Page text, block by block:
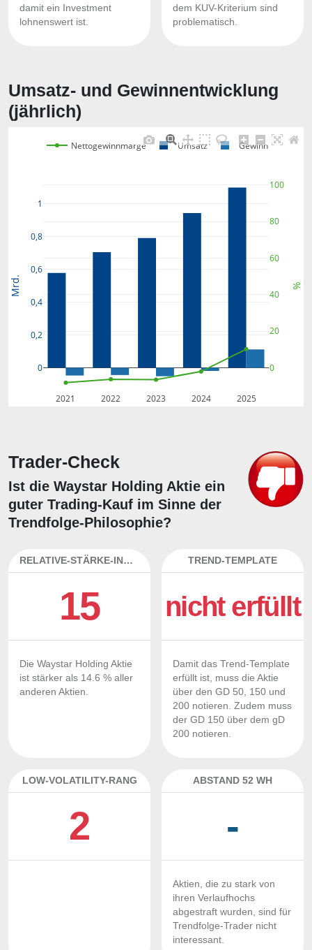
damit ein Investment
lohnenswert ist.
dem KUV-Kriterium sind
problematisch.
Umsatz- und Gewinnentwicklung
(jährlich)
2021 2022 2023 2024 2025
0
0,2
0,4
0,6
0,8
1
0
20
40
60
80
100
Nettogewinnmarge Umsatz Gewinn
Mrd. %
Trader-Check
Ist die Waystar Holding Aktie ein
guter Trading-Kauf im Sinne der
Trendfolge-Philosophie?
RELATIVE-STÄRKE-INDEX
15
Die Waystar Holding Aktie
ist stärker als 14.6 % aller
anderen Aktien.
TREND-TEMPLATE
nicht erfüllt
Damit das Trend-Template
erfüllt ist, muss die Aktie
über den GD 50, 150 und
200 notieren. Zudem muss
der GD 150 über dem gD
200 notieren.
LOW-VOLATILITY-RANG
2
ABSTAND 52 WH
-
Aktien, die zu stark von
ihren Verlaufhochs
abgestraft wurden, sind für
Trendfolge-Trader nicht
interessant.